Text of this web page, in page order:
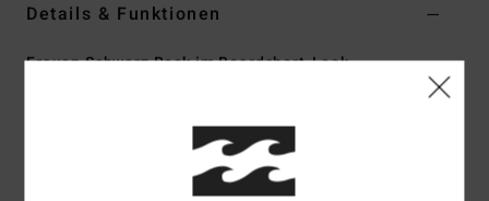
Details & Funktionen
Frauen Schwarz Rock im Boardshort-Look
Mischgewebe aus recyceltem Polyester und